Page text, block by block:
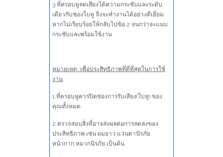
3.ที่ครอบหูลดเสียงได้ความกระชับและระดับ
เดียวกับช่องใบหู จึงจะทำงานได้อย่างดีเยี่ยม
หากไม่เรียบร้อยให้กลับไปข้อ 2 จนกว่าจะแนบ
กระชับและพร้อมใช้งาน
หมายเหตุ: เพื่อประสิทธิภาพที่ดีที่สุดในการใช้
งาน
1.ที่ครอบหูควรปิดช่องการรับเสียง(ใบหู) ของ
คุณทั้งหมด
2.ตรวจสอบสิ่งที่อาจส่งผลต่อการลดลงของ
ประสิทธิภาพ เช่น ผมยาว แว่นตานิรภัย
หน้ากาก หมวกนิรภัย เป็นต้น